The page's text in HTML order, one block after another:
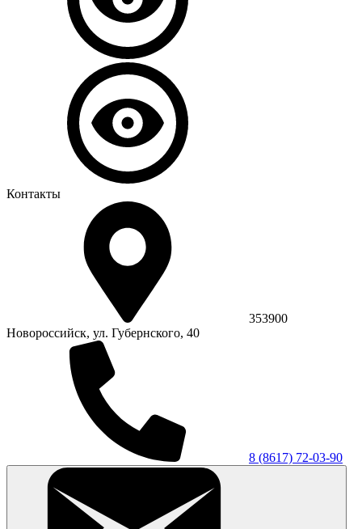
Контакты
353900
Новороссийск, ул. Губернского, 40
8 (8617) 72-03-90